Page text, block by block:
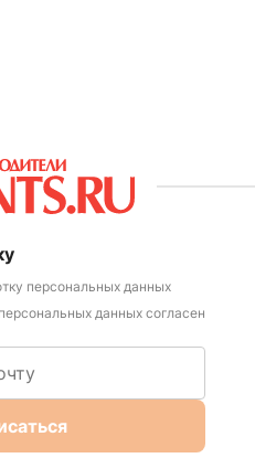
персональных данных
данных согласен